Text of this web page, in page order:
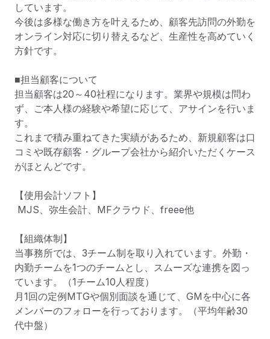
しています。
今後は多様な働き方を叶えるため、顧客先訪問の外勤を
オンライン対応に切り替えるなど、生産性を高めていく
方針です。
■担当顧客について
担当顧客は20～40社程になります。業界や規模は問わ
ず、ご本人様の経験や希望に応じて、アサインを行いま
す。
これまで積み重ねてきた実績があるため、新規顧客は口
コミや既存顧客・グループ会社から紹介いただくケース
がほとんどです。
【使用会計ソフト】
【組織体制】
当事務所では、3チーム制を取り入れています。外勤・
内勤チームを1つのチームとし、スムーズな連携を図っ
ています。（1チーム10人程度）
月1回の定例MTGや個別面談を通じて、GMを中心に各
メンバーのフォローを行っております。（平均年齢30
代中盤）